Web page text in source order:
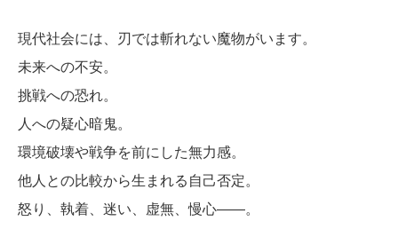
現代社会には、刃では斬れない魔物がいます。
未来への不安。
挑戦への恐れ。
人への疑心暗鬼。
環境破壊や戦争を前にした無力感。
他人との比較から生まれる自己否定。
怒り、執着、迷い、虚無、慢心――。